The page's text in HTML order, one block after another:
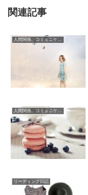
関連記事
リーディング日記